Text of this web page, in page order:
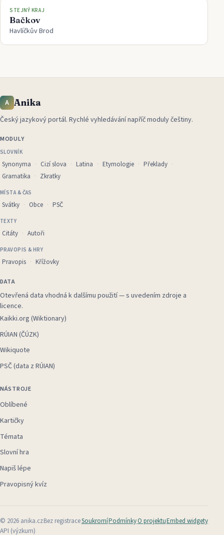
STEJNÝ KRAJ
Bačkov
Havlíčkův Brod
A Anika
Český jazykový portál. Rychlé vyhledávání napříč moduly češtiny.
MODULY
SLOVNÍK
Synonyma Cizí slova Latina Etymologie
Překlady
Gramatika
Zkratky
MÍSTA & ČAS
Svátky Obce PSČ
TEXTY
Citáty Autoři
PRAVOPIS & HRY
Pravopis Křížovky
DATA
Otevřená data vhodná k dalšímu použití — s uvedením zdroje a
licence.
Kaikki.org (Wiktionary)
RÚIAN (ČÚZK)
Wikiquote
PSČ (data z RÚIAN)
NÁSTROJE
Oblíbené
Kartičky
Témata
Slovní hra
Napiš lépe
Pravopisný kvíz
© 2026 anika.czBez registraceSoukromíPodmínkyO projektuEmbed widgety
API (výzkum)